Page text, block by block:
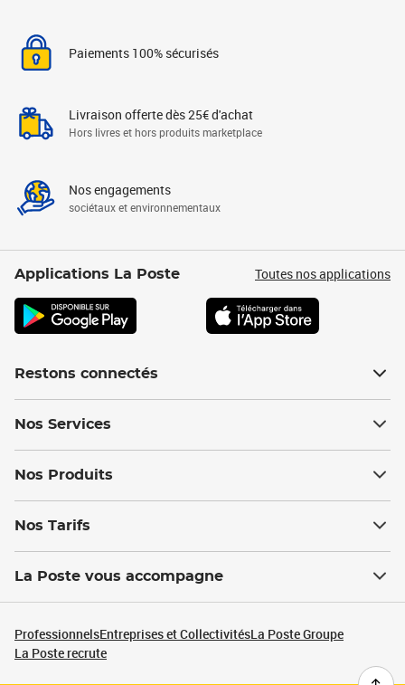
Paiements 100% sécurisés
Livraison offerte dès 25€ d'achat
Hors livres et hors produits marketplace
Nos engagements
sociétaux et environnementaux
Applications La Poste Toutes nos applications
Restons connectés
Nos Services
Nos Produits
Nos Tarifs
La Poste vous accompagne
ProfessionnelsEntreprises et CollectivitésLa Poste Groupe
La Poste recrute